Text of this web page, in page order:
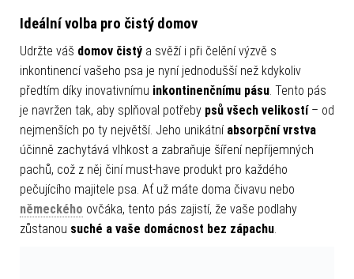
Ideální volba pro čistý domov
Udržte váš domov čistý a svěží i při čelění výzvě s
inkontinencí vašeho psa je nyní jednodušší než kdykoliv
předtím díky inovativnímu inkontinenčnímu pásu . Tento pás
je navržen tak, aby splňoval potřeby psů všech velikostí– od
nejmenších po ty největší. Jeho unikátní absorpční vrstva
účinně zachytává vlhkost a zabraňuje šíření nepříjemných
pachů, což z něj činí must-have produkt pro každého
pečujícího majitele psa. Ať už máte doma čivavu nebo
německého ovčáka, tento pás zajistí, že vaše podlahy
zůstanou suché a vaše domácnost bez zápachu